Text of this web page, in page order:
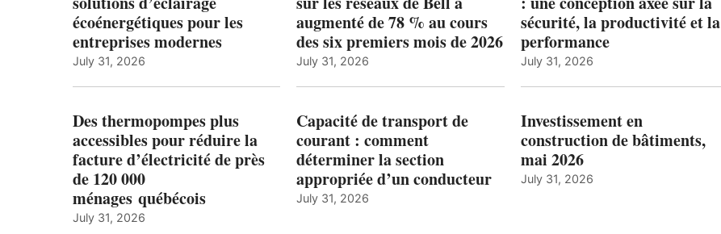
écoénergétiques pour les
entreprises modernes
July 31, 2026
Des thermopompes plus
accessibles pour réduire la
facture d’électricité de près
de 120 000
ménages québécois
July 31, 2026
augmenté de 78 % au cours
des six premiers mois de 2026
July 31, 2026
Capacité de transport de
courant : comment
déterminer la section
appropriée d’un conducteur
July 31, 2026
sécurité, la productivité et la
performance
July 31, 2026
Investissement en
construction de bâtiments,
mai 2026
July 31, 2026